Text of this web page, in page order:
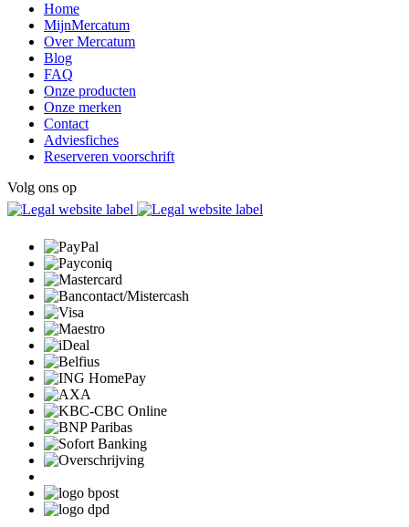
Home
MijnMercatum
Over Mercatum
Blog
FAQ
Onze producten
Onze merken
Contact
Adviesfiches
Reserveren voorschrift
Volg ons op